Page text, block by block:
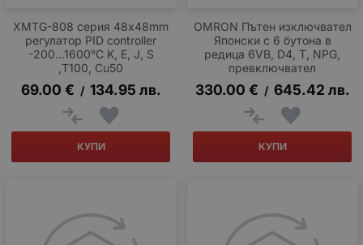
XMTG-808 серия 48x48mm
регулатор PID controller
-200...1600°C K, E, J, S
,T100, Cu50
69.00 € / 134.95 лв.
КУПИ
OMRON Пътен изключвател
Японски с 6 бутона в
редица 6VB, D4, T, NPG,
превключвател
330.00 € / 645.42 лв.
КУПИ